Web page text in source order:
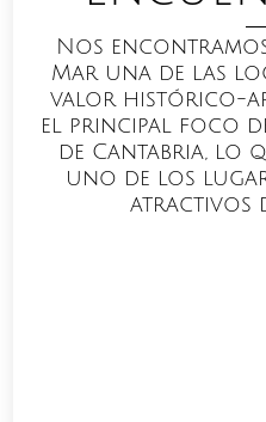
Nos
Mar una de las
valor histórico-
el principal foco
de Cantabria, lo
uno de los
atractivos